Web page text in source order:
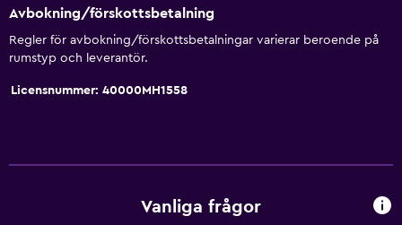
Avbokning/förskottsbetalning
Regler för avbokning/förskottsbetalningar varierar beroende på
rumstyp och leverantör.
Licensnummer: 40000MH1558
Vanliga frågor